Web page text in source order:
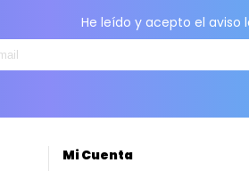
He leído y acepto elaviso
Mi Cuenta